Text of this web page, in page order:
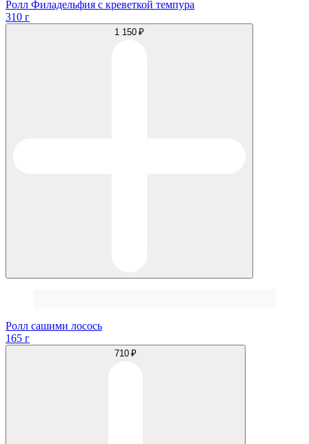
Ролл Филадельфия с креветкой темпура
310 г
1 150 ₽
Ролл сашими лосось
165 г
710 ₽